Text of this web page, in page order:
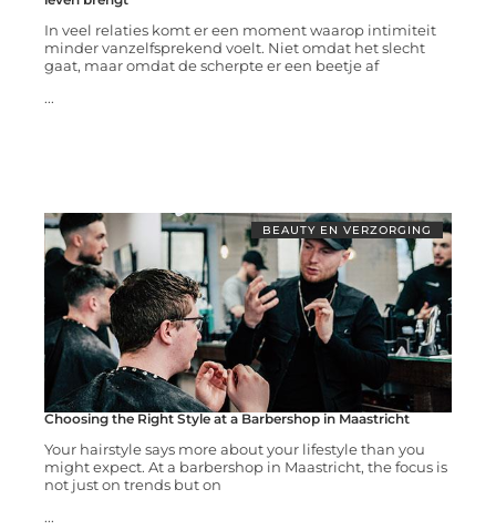
In veel relaties komt er een moment waarop intimiteit
minder vanzelfsprekend voelt. Niet omdat het slecht
gaat, maar omdat de scherpte er een beetje af
...
BEAUTY EN VERZORGING
Choosing the Right Style at a Barbershop in Maastricht
Your hairstyle says more about your lifestyle than you
might expect. At a barbershop in Maastricht, the focus is
not just on trends but on
...